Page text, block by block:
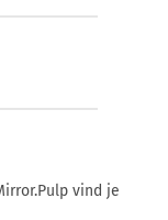
vind je